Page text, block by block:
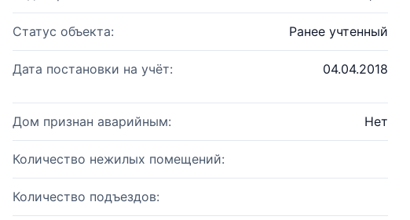
Статус объекта: Ранее учтенный
Дата постановки на учёт: 04.04.2018
Дом признан аварийным: Нет
Количество нежилых помещений:
Количество подъездов: